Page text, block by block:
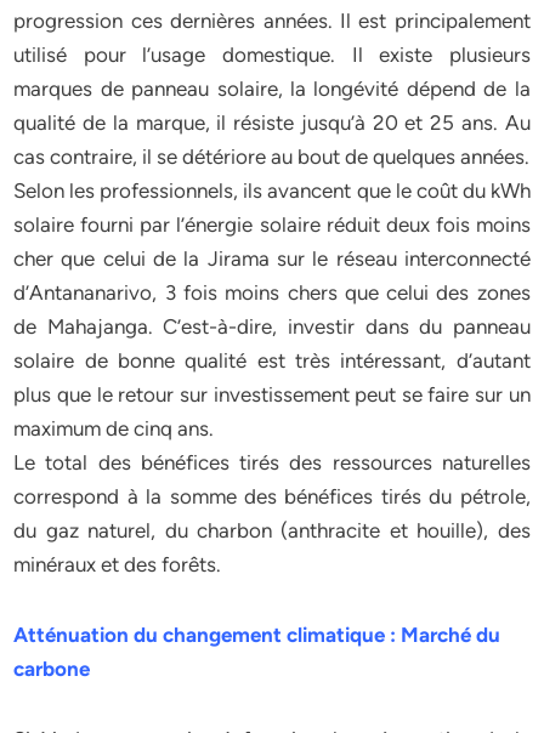
progression ces dernières années. Il est principalement
utilisé pour l’usage domestique. Il existe plusieurs
marques de panneau solaire, la longévité dépend de la
qualité de la marque, il résiste jusqu’à 20 et 25 ans. Au
cas contraire, il se détériore au bout de quelques années.
Selon les professionnels, ils avancent que le coût du kWh
solaire fourni par l’énergie solaire réduit deux fois moins
cher que celui de la Jirama sur le réseau interconnecté
d’Antananarivo, 3 fois moins chers que celui des zones
de Mahajanga. C’est-à-dire, investir dans du panneau
solaire de bonne qualité est très intéressant, d’autant
plus que le retour sur investissement peut se faire sur un
maximum de cinq ans.
Le total des bénéfices tirés des ressources naturelles
correspond à la somme des bénéfices tirés du pétrole,
du gaz naturel, du charbon (anthracite et houille), des
minéraux et des forêts.
Atténuation du changement climatique : Marché du
carbone